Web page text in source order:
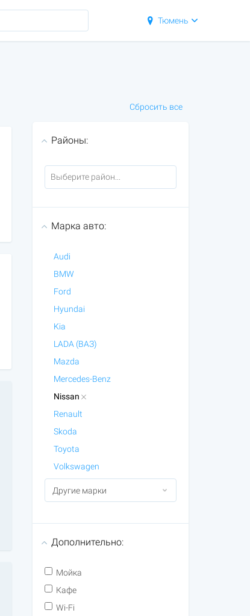
Тюмень
Сбросить все
Районы:
Марка авто:
Audi
BMW
Ford
Hyundai
Kia
LADA (ВАЗ)
Mazda
Mercedes-Benz
Nissan
Renault
Skoda
Toyota
Volkswagen
Дополнительно:
Мойка
Кафе
Wi-Fi